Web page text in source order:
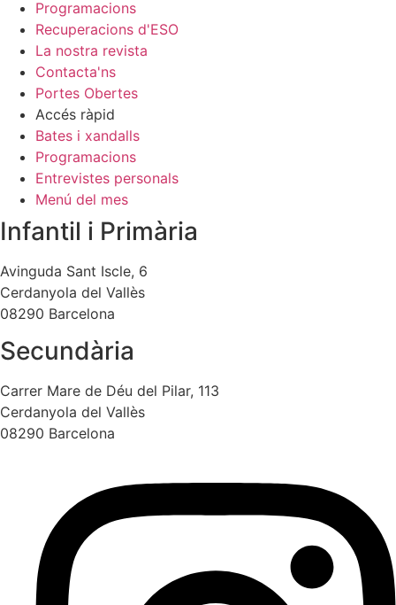
Programacions
Recuperacions d'ESO
La nostra revista
Contacta'ns
Portes Obertes
Accés ràpid
Bates i xandalls
Programacions
Entrevistes personals
Menú del mes
Infantil i Primària
Avinguda Sant Iscle, 6
Cerdanyola del Vallès
08290 Barcelona
Secundària
Carrer Mare de Déu del Pilar, 113
Cerdanyola del Vallès
08290 Barcelona